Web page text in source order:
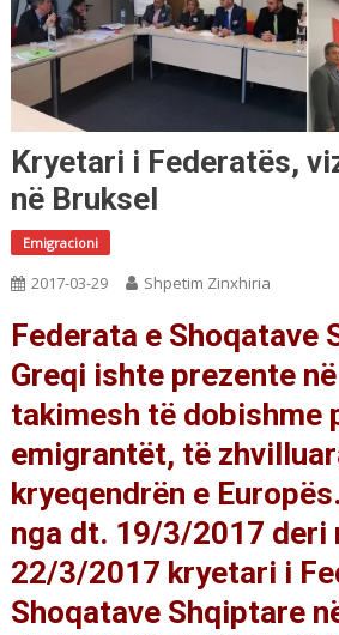
Kryetari i Federatës,
në Bruksel
Emigracioni
2017-03-29 Shpetim Zinxhiria
Federata e Shoqatave
Greqi ishte prezente
takimesh të dobishme
emigrantët, të
kryeqendrën e
nga dt. 19/3/2017 deri
22/3/2017 kryetari i
Shoqatave Shqiptare